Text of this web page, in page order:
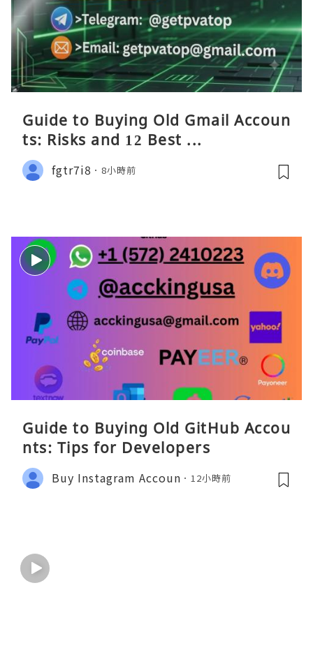
Guide to Buying Old Gmail Accoun
ts: Risks and 12 Best ...
fgtr7i8 8小時前
Guide to Buying Old GitHub Accou
nts: Tips for Developers
Buy Instagram Accoun 12小時前